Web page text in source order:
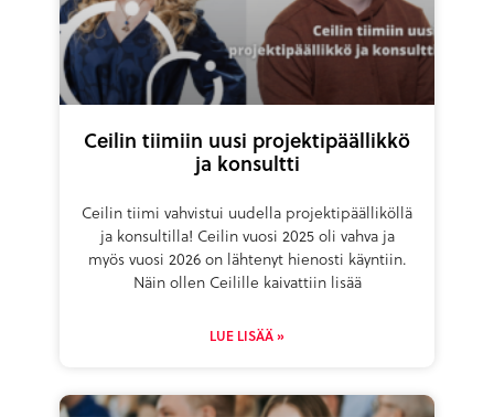
Ceilin tiimiin uusi projektipäällikkö
ja konsultti
Ceilin tiimi vahvistui uudella projektipäälliköllä
ja konsultilla! Ceilin vuosi 2025 oli vahva ja
myös vuosi 2026 on lähtenyt hienosti käyntiin.
Näin ollen Ceilille kaivattiin lisää
LUE LISÄÄ »